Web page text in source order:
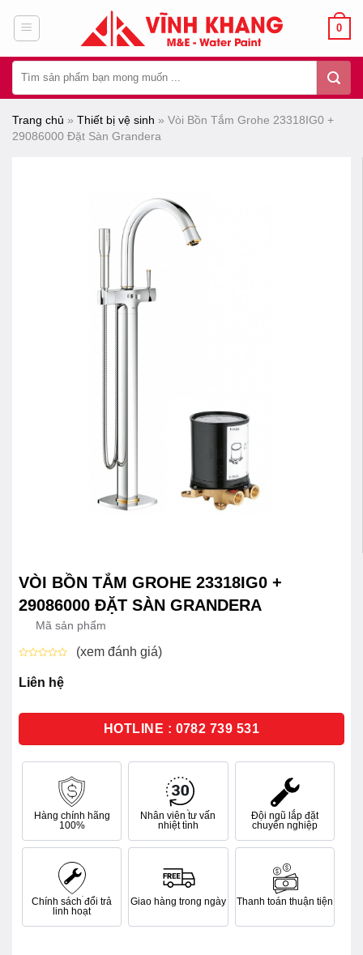
dung
0
kiếm:
Trang chủ » Thiết bị vệ sinh » Vòi Bồn Tắm Grohe 23318IG0 +
29086000 Đặt Sàn Grandera
VÒI BỒN TẮM GROHE 23318IG0 +
29086000 ĐẶT SÀN GRANDERA
Mã sản phẩm
xếp
hạng
sao
(xem đánh giá)
Liên hệ
HOTLINE : 0782 739 531
Hàng chính hãng
100%
Nhân viên tư vấn
nhiệt tình
Đội ngũ lắp đặt
chuyên nghiệp
Chính sách đổi trả
linh hoạt
Giao hàng trong ngày Thanh toán thuận tiện